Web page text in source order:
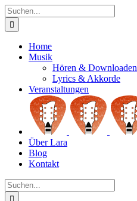
Zum
Inhalt
springen
Suche
nach:
Home
Musik
Hören & Downloaden
Lyrics & Akkorde
Veranstaltungen
Über Lara
Blog
Kontakt
Suche
nach: